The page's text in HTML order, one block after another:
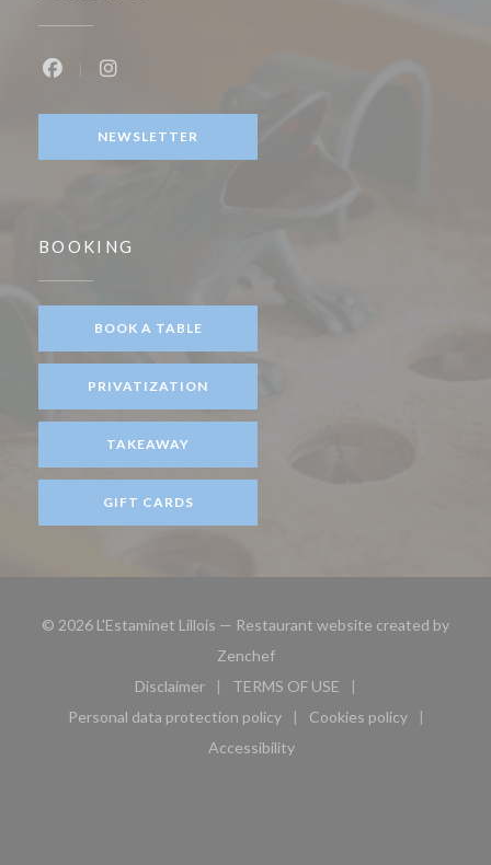
NEWSLETTER
BOOKING
BOOK A TABLE
PRIVATIZATION
TAKEAWAY
GIFT CARDS
© 2026 L'Estaminet Lillois — Restaurant website created by
Zenchef((opens in a new window))
Disclaimer
((opens in a new window))
TERMS OF USE
((opens in a new window))
Personal data protection policy
((opens in a new window))
Cookies policy
((opens in a new
Accessibility
((opens in a new window))